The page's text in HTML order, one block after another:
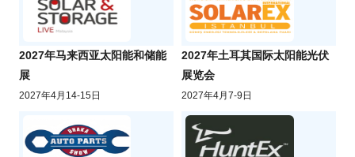
2027年马来西亚太阳能和储能
展
2027年4月14-15日
2027年土耳其国际太阳能光伏
展览会
2027年4月7-9日